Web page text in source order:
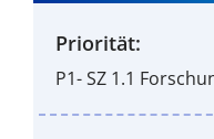
Priorität:
P1- SZ 1.1